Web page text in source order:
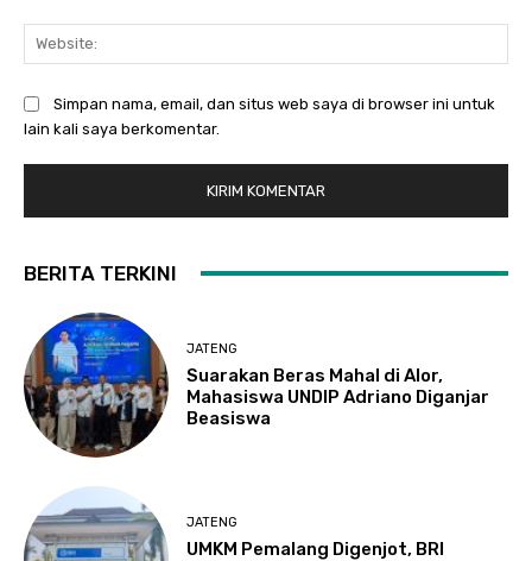
Simpan nama, email, dan situs web saya di browser ini untuk
lain kali saya berkomentar.
BERITA TERKINI
JATENG
Suarakan Beras Mahal di Alor,
Mahasiswa UNDIP Adriano Diganjar
Beasiswa
JATENG
UMKM Pemalang Digenjot, BRI